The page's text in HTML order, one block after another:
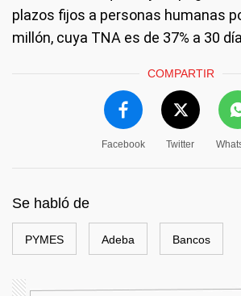
plazos fijos a personas humanas
millón, cuya TNA es de 37% a 30
COMPARTIR
Facebook Twitter
Se habló de
PYMES Adeba Bancos